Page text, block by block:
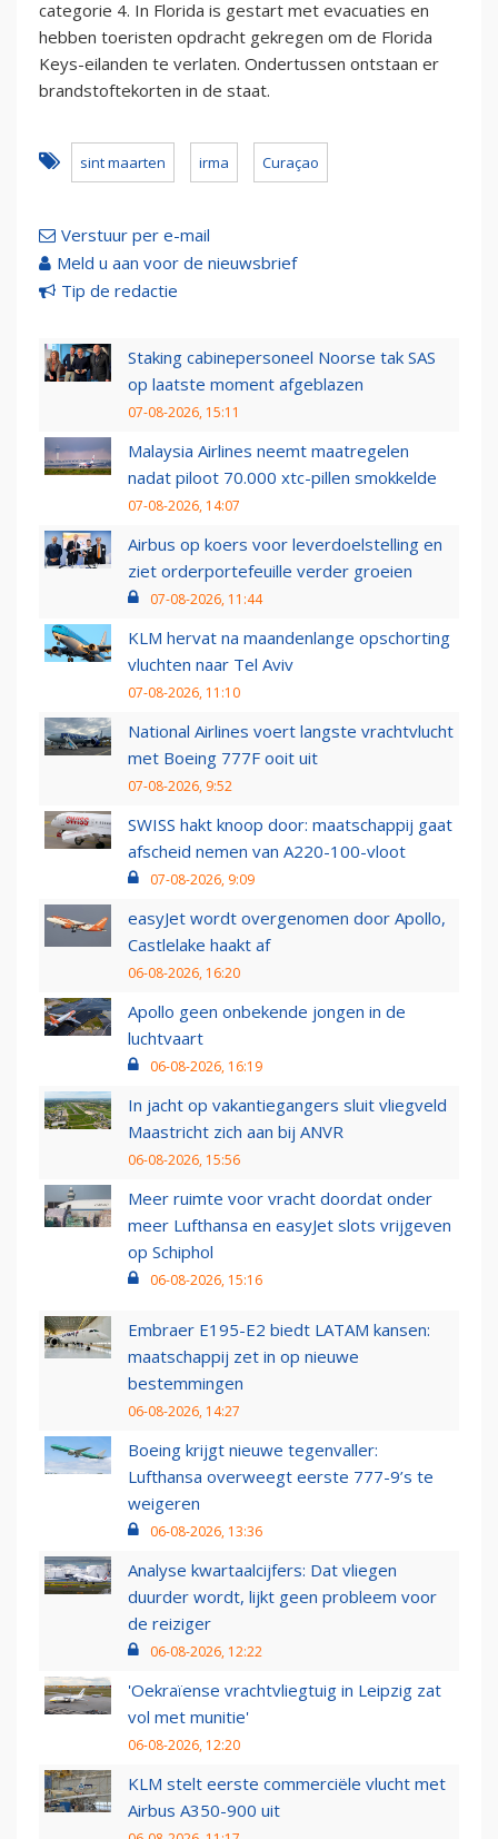
categorie 4. In Florida is gestart met evacuaties en
hebben toeristen opdracht gekregen om de Florida
Keys-eilanden te verlaten. Ondertussen ontstaan er
brandstoftekorten in de staat.
sint maarten irma Curaçao
Verstuur per e-mail
Meld u aan voor de nieuwsbrief
Tip de redactie
Staking cabinepersoneel Noorse tak SAS
op laatste moment afgeblazen
07-08-2026, 15:11
Malaysia Airlines neemt maatregelen
nadat piloot 70.000 xtc-pillen smokkelde
07-08-2026, 14:07
Airbus op koers voor leverdoelstelling en
ziet orderportefeuille verder groeien
07-08-2026, 11:44
KLM hervat na maandenlange opschorting
vluchten naar Tel Aviv
07-08-2026, 11:10
National Airlines voert langste vrachtvlucht
met Boeing 777F ooit uit
07-08-2026, 9:52
SWISS hakt knoop door: maatschappij gaat
afscheid nemen van A220-100-vloot
07-08-2026, 9:09
easyJet wordt overgenomen door Apollo,
Castlelake haakt af
06-08-2026, 16:20
Apollo geen onbekende jongen in de
luchtvaart
06-08-2026, 16:19
In jacht op vakantiegangers sluit vliegveld
Maastricht zich aan bij ANVR
06-08-2026, 15:56
Meer ruimte voor vracht doordat onder
meer Lufthansa en easyJet slots vrijgeven
op Schiphol
06-08-2026, 15:16
Embraer E195-E2 biedt LATAM kansen:
maatschappij zet in op nieuwe
bestemmingen
06-08-2026, 14:27
Boeing krijgt nieuwe tegenvaller:
Lufthansa overweegt eerste 777-9’s te
weigeren
06-08-2026, 13:36
Analyse kwartaalcijfers: Dat vliegen
duurder wordt, lijkt geen probleem voor
de reiziger
06-08-2026, 12:22
'Oekraïense vrachtvliegtuig in Leipzig zat
vol met munitie'
06-08-2026, 12:20
KLM stelt eerste commerciële vlucht met
Airbus A350-900 uit